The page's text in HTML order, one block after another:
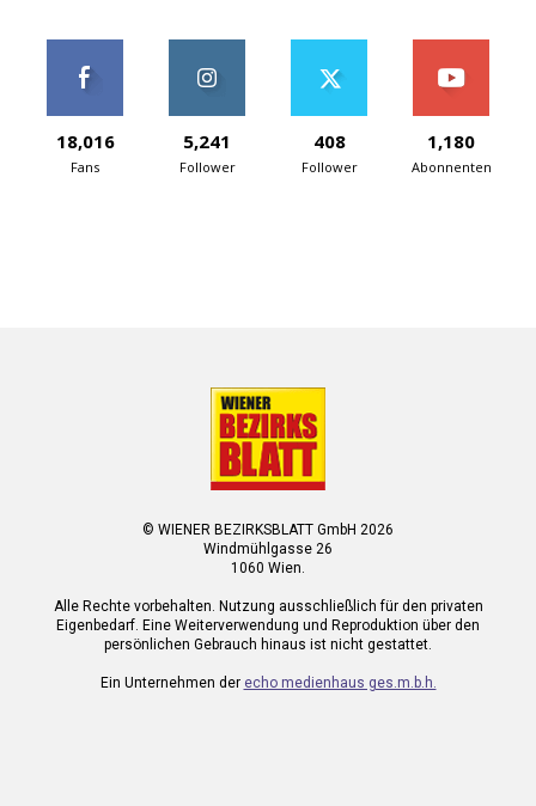
18,016
Fans
5,241
Follower
408
Follower
1,180
Abonnenten
© WIENER BEZIRKSBLATT GmbH 2026
Windmühlgasse 26
1060 Wien.
Alle Rechte vorbehalten. Nutzung ausschließlich für den privaten
Eigenbedarf. Eine Weiterverwendung und Reproduktion über den
persönlichen Gebrauch hinaus ist nicht gestattet.
Ein Unternehmen der echo medienhaus ges.m.b.h.